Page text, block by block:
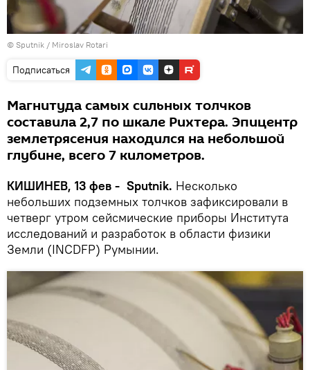
© Sputnik / Miroslav Rotari
Подписаться
Магнитуда самых сильных толчков
составила 2,7 по шкале Рихтера. Эпицентр
землетрясения находился на небольшой
глубине, всего 7 километров.
КИШИНЕВ, 13 фев - Sputnik. Несколько
небольших подземных толчков зафиксировали в
четверг утром сейсмические приборы Института
исследований и разработок в области физики
Земли (INCDFP) Румынии.